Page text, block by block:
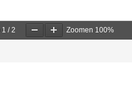
1 /2 Zoomen 100%